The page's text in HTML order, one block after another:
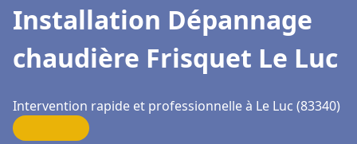
Installation Dépannage
chaudière Frisquet Le Luc
Intervention rapide et professionnelle à Le Luc (83340)